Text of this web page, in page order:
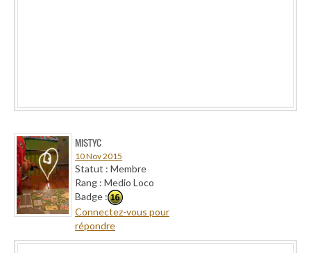
MISTYC
10 Nov 2015
Statut : Membre
Rang : Medio Loco
Badge :
Connectez-vous pour
répondre